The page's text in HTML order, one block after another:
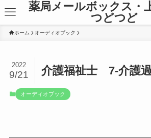
薬局メールボックス・
つどつど
ホーム オーディオブック
介護福祉士 7-介護
2022
9/21
オーディオブック